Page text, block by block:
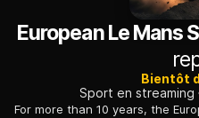
European Le Mans
Bientôt
Sport en streaming